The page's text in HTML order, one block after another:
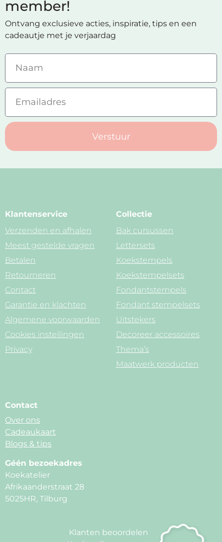
member!
Ontvang exclusieve acties, inspiratie, tips en een
cadeautje met je verjaardag
Verstuur
Klantenservice
Verzenden en afhalen
Meest gestelde vragen
Betalen
Retourneren
Contact
Garantie en klachten
Algemene voorwaarden
Cookies instellingen
Privacy
Collectie
Bak cursussen
Lettersets
Koekstempels
Koekstempelsets
Fondantstempels
Fondant stempelsets
Uitstekers
Decoreer accessoires
Thema’s
Maatwerk producten
Contact
Over ons
Cadeaukaart
Blogs & tips
Géén bezoekadres
Koekatelier
Afrikaanderstraat 28
5025HR, Tilburg
Klanten beoordelen